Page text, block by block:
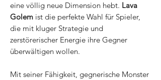
eine völlig neue Dimension hebt. Lava
Golem ist die perfekte Wahl für Spieler,
die mit kluger Strategie und
zerstörerischer Energie ihre Gegner
überwältigen wollen.
Mit seiner Fähigkeit, gegnerische Monster